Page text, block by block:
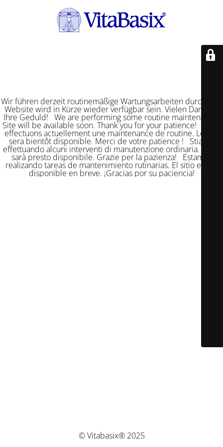
Wir führen derzeit routinemäßige Wartungsarbeiten durch. Die
Website wird in Kürze wieder verfügbar sein. Vielen Dank für
Ihre Geduld! We are performing some routine maintenance.
Site will be available soon. Thank you for your patience! Nous
effectuons actuellement une maintenance de routine. Le site
sera bientôt disponible. Merci de votre patience ! Stiamo
effettuando alcuni interventi di manutenzione ordinaria. Il sito
sarà presto disponibile. Grazie per la pazienza! Estamos
realizando tareas de mantenimiento rutinarias. El sitio estará
disponible en breve. ¡Gracias por su paciencia!
© Vitabasix® 2025